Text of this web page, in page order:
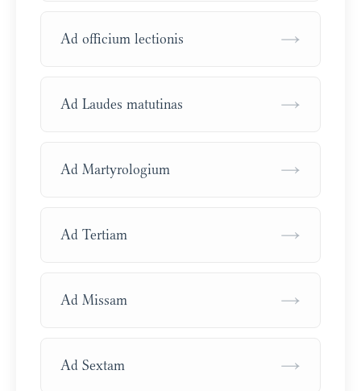
Ad officium lectionis →
Ad Laudes matutinas →
Ad Martyrologium →
Ad Tertiam →
Ad Missam →
Ad Sextam →